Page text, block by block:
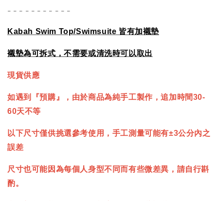
- - - - - - - - - - -
Kabah Swim Top/Swimsuite 皆有加襯墊
襯墊為可拆式，不需要或清洗時可以取出
現貨供應
如遇到『預購』，由於商品為純手工製作，追加時間30-
60天不等
以下尺寸僅供挑選參考使用，手工測量可能有±3公分內之
誤差
尺寸也可能因為每個人身型不同而有些微差異，請自行斟
酌。